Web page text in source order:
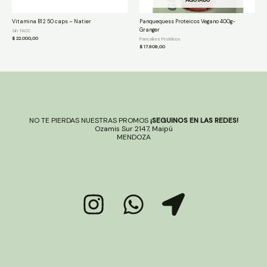
Vitamina B12 50 caps – Natier
Sin TACC
$22.000,00
Panquequess Proteicos Vegano 400g-
Granger
Pancakes Protéicos
$17.808,00
NO TE PIERDAS NUESTRAS PROMOS¡SEGUINOS EN LAS REDES!
Ozamis Sur 2147, Maipú
MENDOZA